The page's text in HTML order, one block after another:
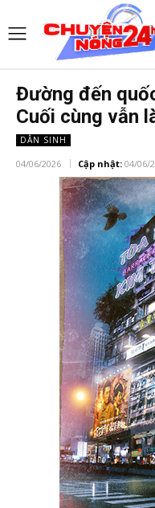
Đường đến
Cuối cùng vẫn
DÂN SINH
04/06/2026 Cập nhật: 04/06/